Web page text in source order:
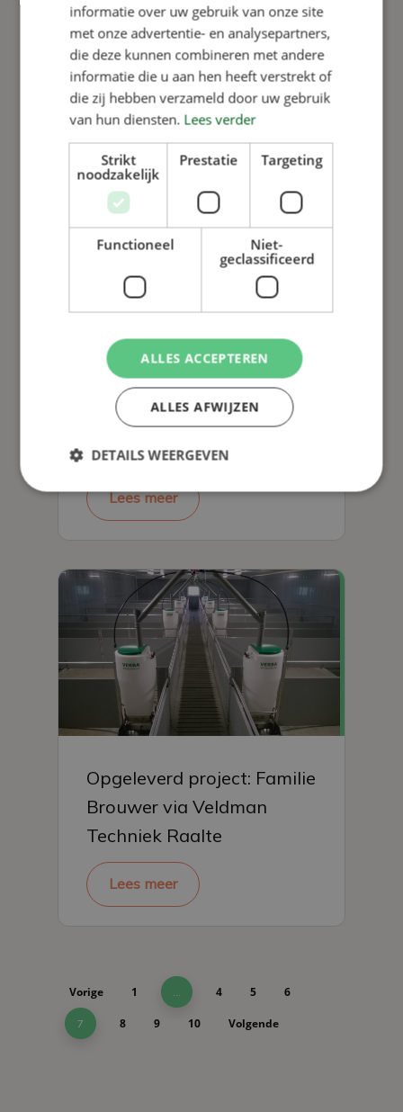
Droog eten beter met de
VERBA Drowaco
Lees meer
Bert Verbakel Ridder in de
Orde van Oranje-Nassau
Lees meer
Opgeleverd project: Familie
Brouwer via Veldman
Techniek Raalte
Lees meer
Vorige 1 4 5 6
7 8 9 10 Volgende
informatie over uw gebruik van onze site
met onze advertentie- en analysepartners,
die deze kunnen combineren met andere
informatie die u aan hen heeft verstrekt of
die zij hebben verzameld door uw gebruik
van hun diensten. Lees verder
Strikt
noodzakelijk
Prestatie Targeting
Functioneel
Niet-
geclassificeerd
ALLES ACCEPTEREN
ALLES AFWIJZEN
DETAILS WEERGEVEN